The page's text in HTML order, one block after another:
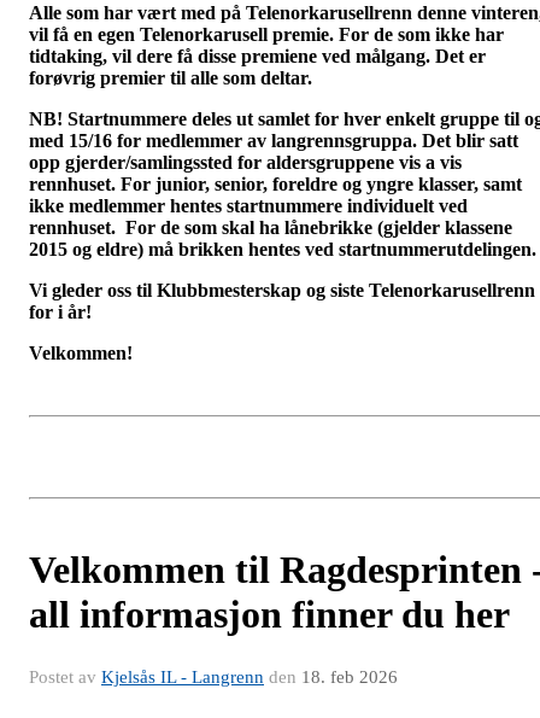
Alle som har vært med på Telenorkarusellrenn denne
vil få en egen Telenorkarusell premie. For de som ikke har
tidtaking, vil dere få disse premiene ved målgang. Det er
forøvrig premier til alle som deltar.
NB! Startnummere deles ut samlet for hver enkelt gruppe til
med 15/16 for medlemmer av langrennsgruppa. Det blir satt
opp gjerder/samlingssted for aldersgruppene vis a vis
rennhuset. For junior, senior, foreldre og yngre klasser, samt
ikke medlemmer hentes startnummere individuelt ved
rennhuset. For de som skal ha lånebrikke (gjelder klassene
2015 og eldre) må brikken hentes ved startnummerutdelingen.
Vi gleder oss til Klubbmesterskap og siste Telenorkarusellrenn
for i år!
Velkommen!
Velkommen til Ragdesprinten
all informasjon finner du her
Postet av Kjelsås IL - Langrenn den 18. feb 2026